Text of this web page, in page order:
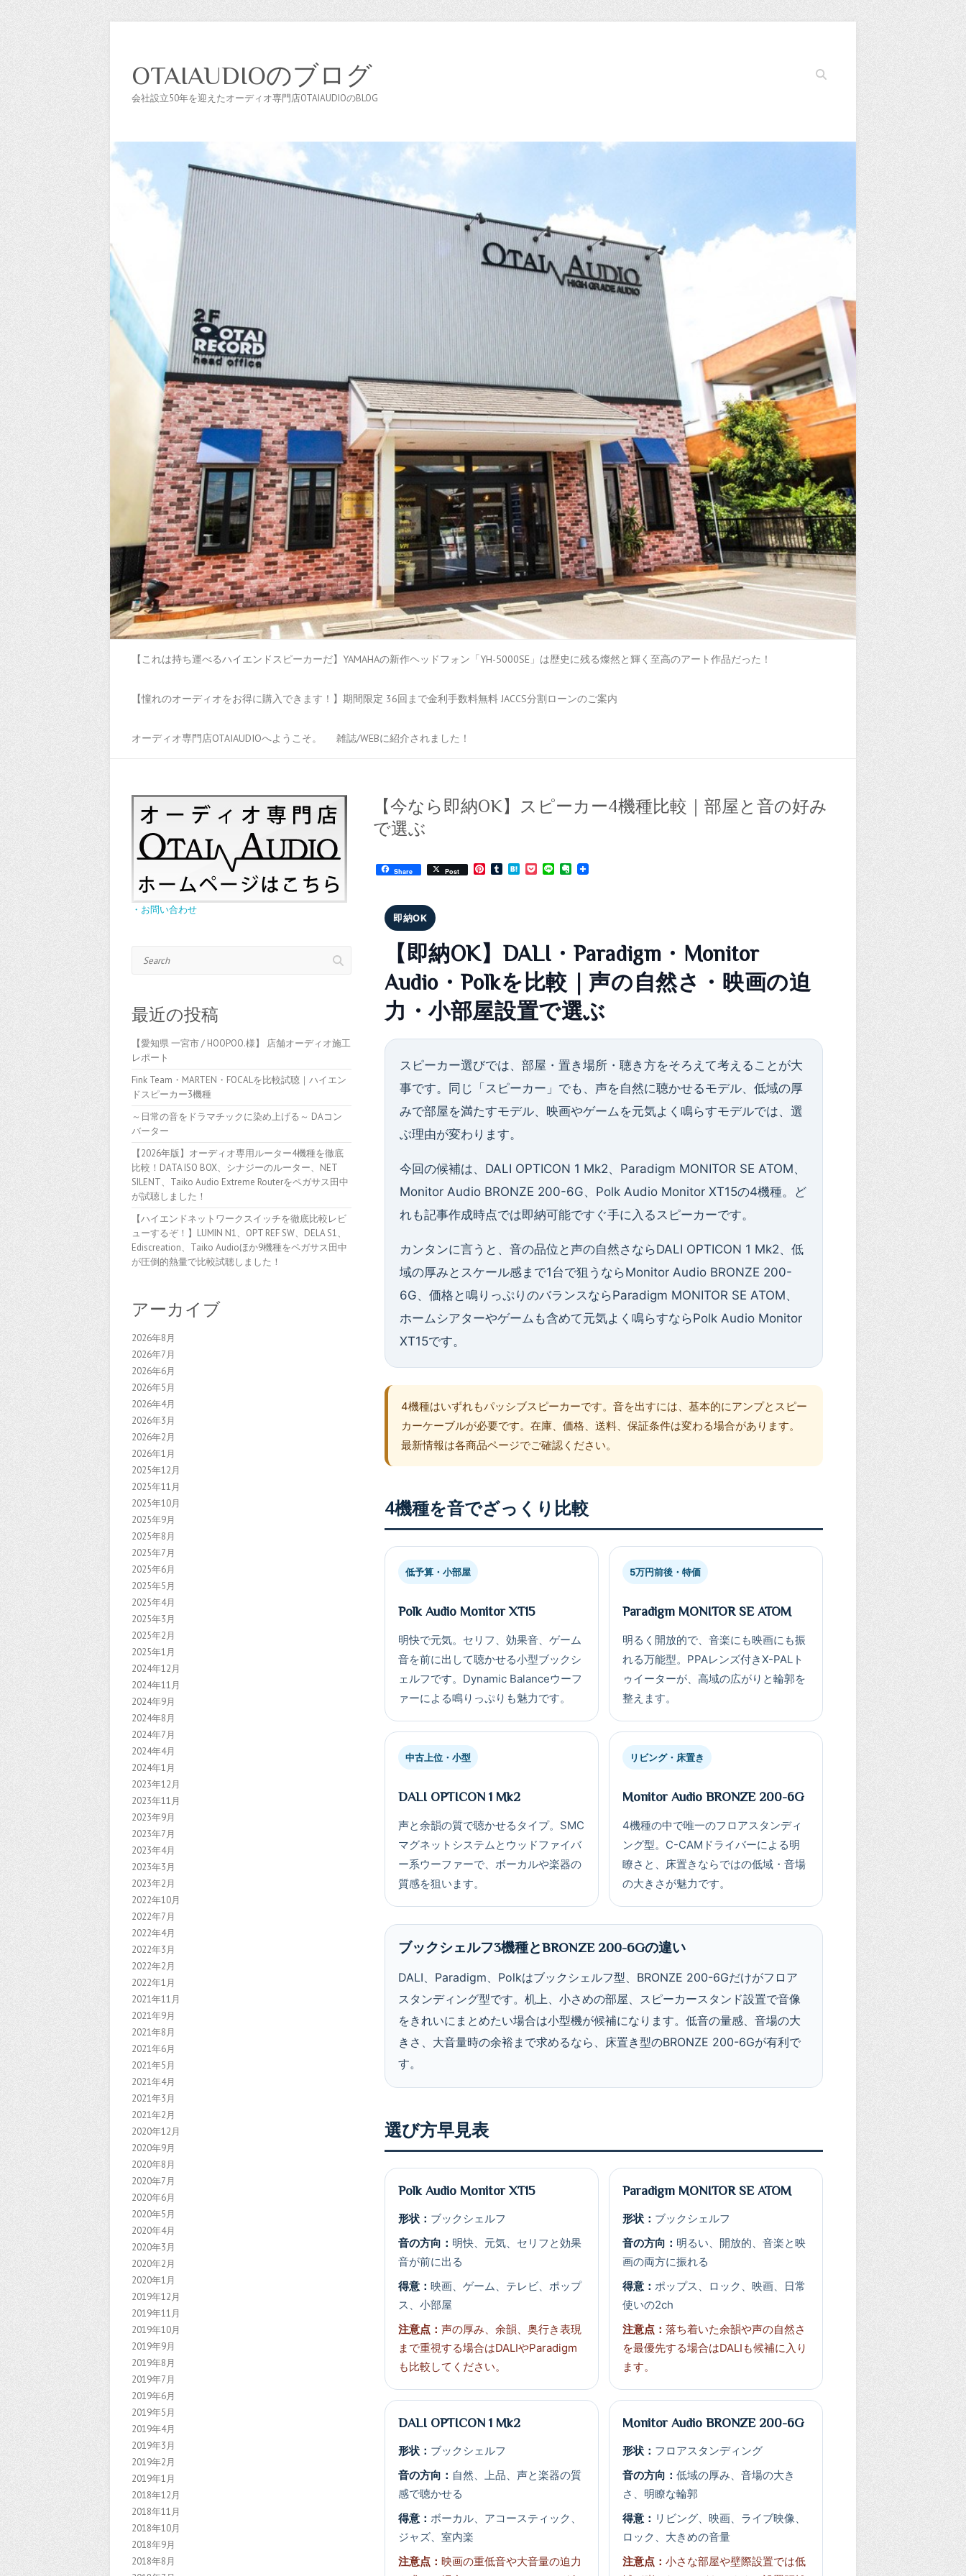
Search
OTAIAUDIOのブログ
会社設立50年を迎えたオーディオ専門店OTAIAUDIOのBLOG
【これは持ち運べるハイエンドスピーカーだ】YAMAHAの新作ヘッドフォン「YH-5000SE」は歴史に残る燦然と輝く至高のアート作品だった！
【憧れのオーディオをお得に購入できます！】期間限定 36回まで金利手数料無料 JACCS分割ローンのご案内
オーディオ専門店OTAIAUDIOへようこそ。 雑誌/WEBに紹介されました！
【今なら即納OK】スピーカー4機種比較｜部屋と音の好み
で選ぶ
Share Post
P
s
t
T
H
P
L
E
e
即納OK
【即納OK】DALI・Paradigm・Monitor
Audio・Polkを比較｜声の自然さ・映画の迫
力・小部屋設置で選ぶ
スピーカー選びでは、部屋・置き場所・聴き方をそろえて考えることが大
事です。同じ「スピーカー」でも、声を自然に聴かせるモデル、低域の厚
みで部屋を満たすモデル、映画やゲームを元気よく鳴らすモデルでは、選
ぶ理由が変わります。
今回の候補は、DALI OPTICON 1 Mk2、Paradigm MONITOR SE ATOM、
Monitor Audio BRONZE 200-6G、Polk Audio Monitor XT15の4機種。ど
れも記事作成時点では即納可能ですぐ手に入るスピーカーです。
カンタンに言うと、音の品位と声の自然さならDALI OPTICON 1 Mk2、低
域の厚みとスケール感まで1台で狙うならMonitor Audio BRONZE 200-
6G、価格と鳴りっぷりのバランスならParadigm MONITOR SE ATOM、
ホームシアターやゲームも含めて元気よく鳴らすならPolk Audio Monitor
XT15です。
4機種はいずれもパッシブスピーカーです。音を出すには、基本的にアンプとスピー
カーケーブルが必要です。在庫、価格、送料、保証条件は変わる場合があります。
最新情報は各商品ページでご確認ください。
4機種を音でざっくり比較
低予算・小部屋
Polk Audio Monitor XT15
明快で元気。セリフ、効果音、ゲーム
音を前に出して聴かせる小型ブックシ
ェルフです。Dynamic Balanceウーフ
ァーによる鳴りっぷりも魅力です。
5万円前後・特価
Paradigm MONITOR SE ATOM
明るく開放的で、音楽にも映画にも振
れる万能型。PPAレンズ付きX-PALト
ゥイーターが、高域の広がりと輪郭を
整えます。
中古上位・小型
DALI OPTICON 1 Mk2
声と余韻の質で聴かせるタイプ。SMC
マグネットシステムとウッドファイバ
ー系ウーファーで、ボーカルや楽器の
質感を狙います。
リビング・床置き
Monitor Audio BRONZE 200-6G
4機種の中で唯一のフロアスタンディ
ング型。C-CAMドライバーによる明
瞭さと、床置きならではの低域・音場
の大きさが魅力です。
ブックシェルフ3機種とBRONZE 200-6Gの違い
DALI、Paradigm、Polkはブックシェルフ型、BRONZE 200-6Gだけがフロア
スタンディング型です。机上、小さめの部屋、スピーカースタンド設置で音像
をきれいにまとめたい場合は小型機が候補になります。低音の量感、音場の大
きさ、大音量時の余裕まで求めるなら、床置き型のBRONZE 200-6Gが有利で
す。
選び方早見表
Polk Audio Monitor XT15
形状： ブックシェルフ
音の方向： 明快、元気、セリフと効果
音が前に出る
得意：映画、ゲーム、テレビ、ポップ
ス、小部屋
注意点：声の厚み、余韻、奥行き表現
まで重視する場合はDALIやParadigm
も比較してください。
Paradigm MONITOR SE ATOM
形状： ブックシェルフ
音の方向： 明るい、開放的、音楽と映
画の両方に振れる
得意：ポップス、ロック、映画、日常
使いの2ch
注意点：落ち着いた余韻や声の自然さ
を最優先する場合はDALIも候補に入り
ます。
DALI OPTICON 1 Mk2
形状： ブックシェルフ
音の方向： 自然、上品、声と楽器の質
感で聴かせる
得意：ボーカル、アコースティック、
ジャズ、室内楽
注意点：映画の重低音や大音量の迫力
Monitor Audio BRONZE 200-6G
形状： フロアスタンディング
音の方向：低域の厚み、音場の大き
さ、明瞭な輪郭
得意： リビング、映画、ライブ映像、
ロック、大きめの音量
注意点：小さな部屋や壁際設置では低
・お問い合わせ
最近の投稿
【愛知県 一宮市 / HOOPOO.様】 店舗オーディオ施工
レポート
Fink Team・MARTEN・FOCALを比較試聴｜ハイエン
ドスピーカー3機種
～日常の音をドラマチックに染め上げる～ DAコン
バーター
【2026年版】オーディオ専用ルーター4機種を徹底
比較！DATA ISO BOX、シナジーのルーター、NET
SILENT、Taiko Audio Extreme Routerをペガサス田中
が試聴しました！
【ハイエンドネットワークスイッチを徹底比較レビ
ューするぞ！】LUMIN N1、OPT REF SW、DELA S1、
Ediscreation、Taiko Audioほか9機種をペガサス田中
が圧倒的熱量で比較試聴しました！
アーカイブ
2026年8月
2026年7月
2026年6月
2026年5月
2026年4月
2026年3月
2026年2月
2026年1月
2025年12月
2025年11月
2025年10月
2025年9月
2025年8月
2025年7月
2025年6月
2025年5月
2025年4月
2025年3月
2025年2月
2025年1月
2024年12月
2024年11月
2024年9月
2024年8月
2024年7月
2024年4月
2024年1月
2023年12月
2023年11月
2023年9月
2023年7月
2023年4月
2023年3月
2023年2月
2022年10月
2022年7月
2022年4月
2022年3月
2022年2月
2022年1月
2021年11月
2021年9月
2021年8月
2021年6月
2021年5月
2021年4月
2021年3月
2021年2月
2020年12月
2020年9月
2020年8月
2020年7月
2020年6月
2020年5月
2020年4月
2020年3月
2020年2月
2020年1月
2019年12月
2019年11月
2019年10月
2019年9月
2019年8月
2019年7月
2019年6月
2019年5月
2019年4月
2019年3月
2019年2月
2019年1月
2018年12月
2018年11月
2018年10月
2018年9月
2018年8月